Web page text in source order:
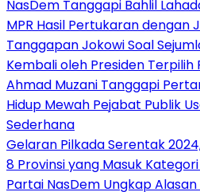
NasDem Tanggapi Bahlil
MPR Hasil Pertukaran dengan
Tanggapan Jokowi Soal
Kembali oleh Presiden
Ahmad Muzani Tanggapi
Hidup Mewah Pejabat Publik
Sederhana
Gelaran Pilkada Serentak
8 Provinsi yang Masuk
Partai NasDem Ungkap